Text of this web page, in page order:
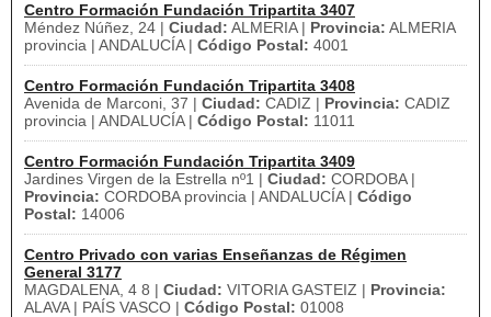
Centro Formación Fundación Tripartita 3407
Méndez Núñez, 24 | Ciudad: ALMERIA | Provincia: ALMERIA
provincia | ANDALUCÍA | Código Postal: 4001
Centro Formación Fundación Tripartita 3408
Avenida de Marconi, 37 | Ciudad: CADIZ | Provincia: CADIZ
provincia | ANDALUCÍA | Código Postal: 11011
Centro Formación Fundación Tripartita 3409
Jardines Virgen de la Estrella nº1 | Ciudad: CORDOBA |
Provincia: CORDOBA provincia | ANDALUCÍA | Código
Postal: 14006
Centro Privado con varias Enseñanzas de Régimen
General 3177
MAGDALENA, 4 8 | Ciudad: VITORIA GASTEIZ | Provincia:
ALAVA | PAÍS VASCO | Código Postal: 01008